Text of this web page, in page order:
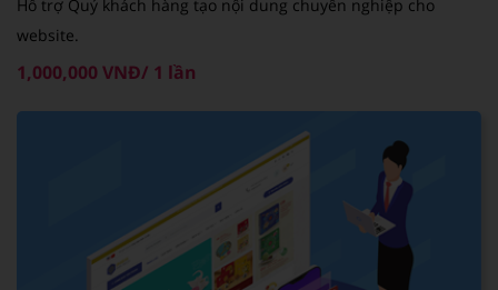
Hỗ trợ Quý khách hàng tạo nội dung chuyên nghiệp cho
website.
1,000,000 VNĐ/ 1 lần